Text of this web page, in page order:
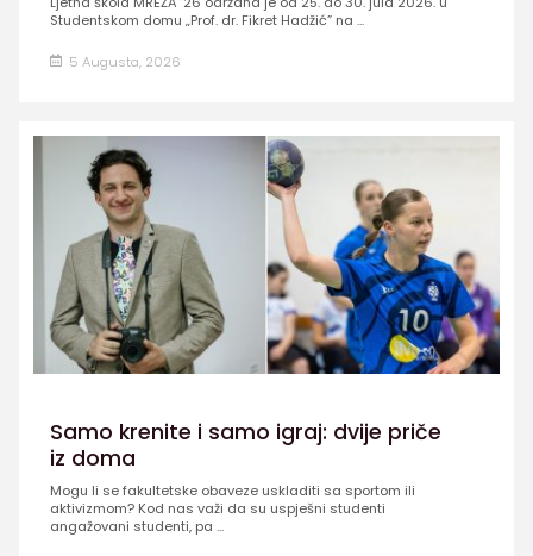
Studentskom domu „Prof. dr. Fikret Hadžić” na ...
5 Augusta, 2026
Samo krenite i samo igraj: dvije priče
iz doma
Mogu li se fakultetske obaveze uskladiti sa sportom ili
aktivizmom? Kod nas važi da su uspješni studenti
angažovani studenti, pa ...